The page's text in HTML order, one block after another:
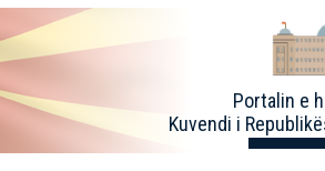
Portalin e
Kuvendi i